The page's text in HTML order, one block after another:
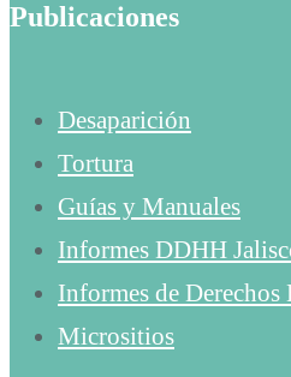
Publicaciones
Desaparición
Tortura
Guías y Manuales
Informes DDHH
Informes de Derechos
Micrositios